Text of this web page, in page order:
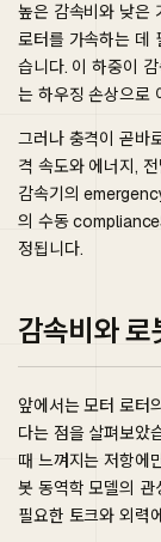
높은 감속비와 낮은
로터를 가속하는 데
습니다. 이 하중이
는 하우징 손상으로
그러나 충격이 곧바
격 속도와 에너지,
감속기의
의 수동 compliance
정됩니다.
감속비와 로
앞에서는 모터 로터
다는 점을 살펴보았
때 느껴지는 저항에
봇 동역학 모델의 관
필요한 토크와 외력